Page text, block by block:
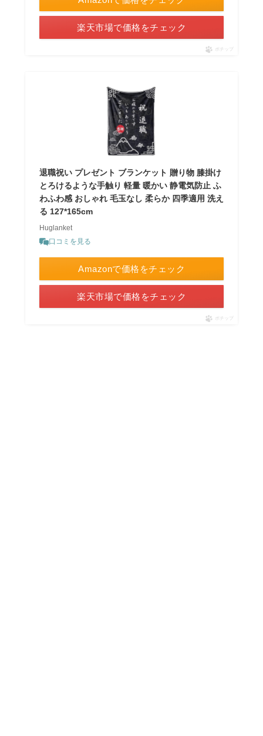
楽天市場で価格をチェック
ポチップ
退職祝い プレゼント ブランケット 贈り物 膝掛け
とろけるような手触り 軽量 暖かい 静電気防止 ふ
わふわ感 おしゃれ 毛玉なし 柔らか 四季適用 洗え
る 127*165cm
Huglanket
口コミを見る
Amazonで価格をチェック
楽天市場で価格をチェック
ポチップ